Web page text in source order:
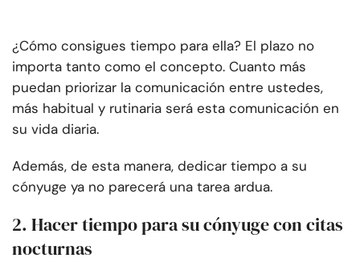
¿Cómo consigues tiempo para ella? El plazo no
importa tanto como el concepto. Cuanto más
puedan priorizar la comunicación entre ustedes,
más habitual y rutinaria será esta comunicación en
su vida diaria.
Además, de esta manera, dedicar tiempo a su
cónyuge ya no parecerá una tarea ardua.
2. Hacer tiempo para su cónyuge con citas
nocturnas